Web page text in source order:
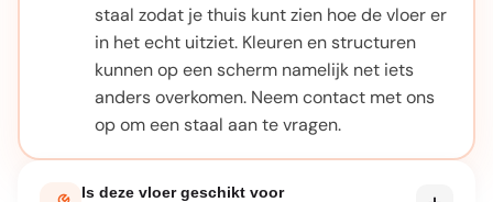
staal zodat je thuis kunt zien hoe de vloer er
in het echt uitziet. Kleuren en structuren
kunnen op een scherm namelijk net iets
anders overkomen. Neem contact met ons
op om een staal aan te vragen.
Is deze vloer geschikt voor